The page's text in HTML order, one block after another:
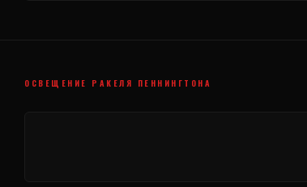
ОСВЕЩЕНИЕ РАКЕЛЯ ПЕННИНГТОНА